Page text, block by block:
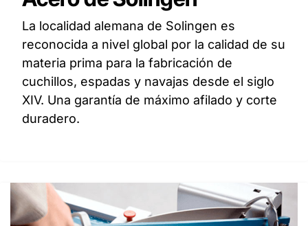
La localidad alemana de Solingen es
reconocida a nivel global por la calidad de su
materia prima para la fabricación de
cuchillos, espadas y navajas desde el siglo
XIV. Una garantía de máximo afilado y corte
duradero.